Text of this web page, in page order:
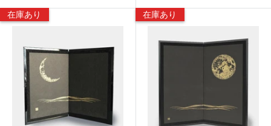
在庫あり 在庫あり